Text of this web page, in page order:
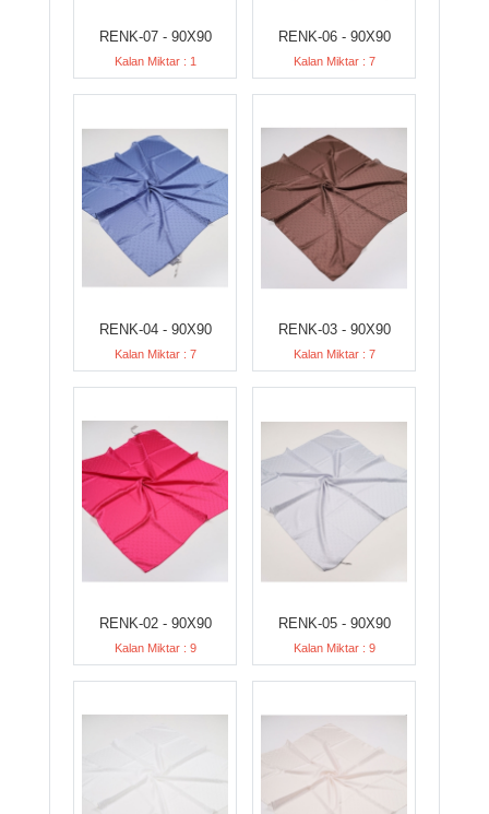
RENK-07 - 90X90
Kalan Miktar : 1
RENK-06 - 90X90
Kalan Miktar : 7
RENK-04 - 90X90
Kalan Miktar : 7
RENK-03 - 90X90
Kalan Miktar : 7
RENK-02 - 90X90
Kalan Miktar : 9
RENK-05 - 90X90
Kalan Miktar : 9